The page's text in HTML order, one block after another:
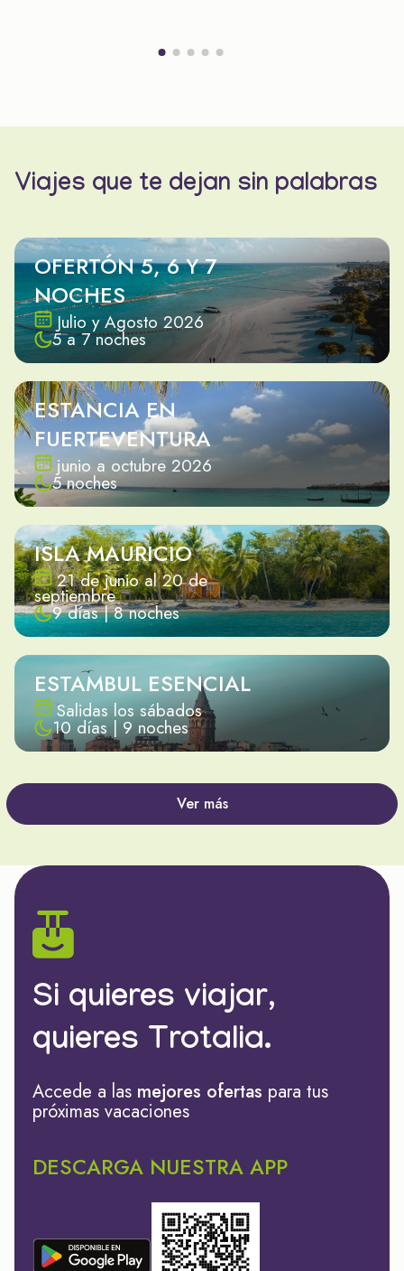
Viajes que te dejan sin palabras
OFERTÓN 5, 6 Y 7
NOCHES
Julio y Agosto 2026
5 a 7 noches
ESTANCIA EN
FUERTEVENTURA
junio a octubre 2026
5 noches
ISLA MAURICIO
21 de junio al 20 de
septiembre
9 días | 8 noches
ESTAMBUL ESENCIAL
Salidas los sábados
10 días | 9 noches
Ver más
Si quieres viajar,
quieres Trotalia.
Accede a las mejores ofertas para tus
próximas vacaciones
DESCARGA NUESTRA APP